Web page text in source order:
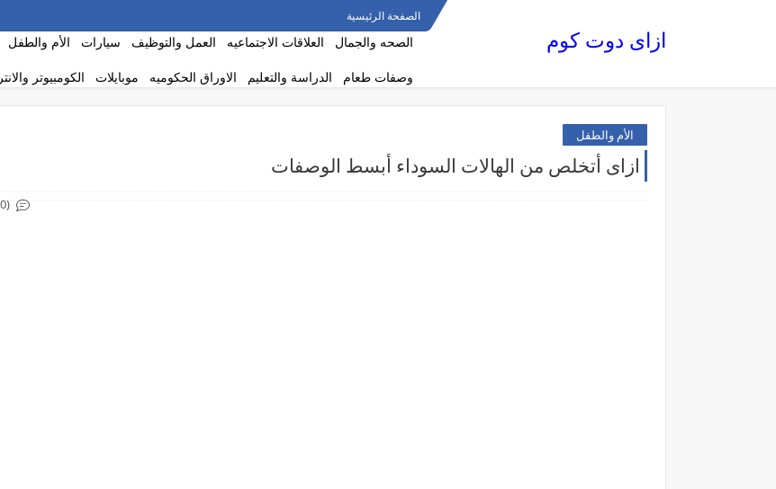
الصفحة الرئيسية
ازاى دوت كوم الصحه والجمال العلاقات الاجتماعيه العمل والتوظيف سيارات الأم والطفل
وصفات طعام الدراسة والتعليم الاوراق الحكوميه موبايلات الكومبيوتر
الأم والطفل
ازاى أتخلص من الهالات السوداء أبسط الوصفات
(0)